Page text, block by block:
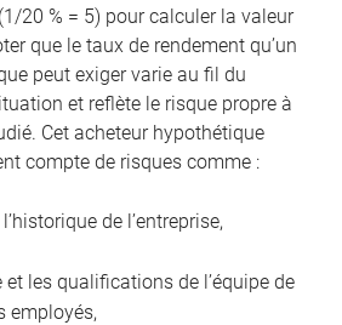
20 % = 5) pour calculer la valeur
que le taux de rendement qu’un
peut exiger varie au fil du
et reflète le risque propre à
Cet acheteur hypothétique
compte de risques comme :
de l’entreprise,
et les qualifications de l’équipe de
employés,